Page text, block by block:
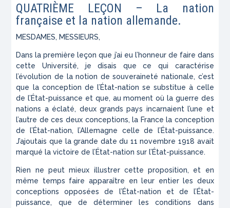
QUATRIÈME LEÇON – La nation
française et la nation allemande.
MESDAMES, MESSIEURS,
Dans la première leçon que j’ai eu l’honneur de faire dans
cette Université, je disais que ce qui caractérise
l’évolution de la notion de souveraineté nationale, c’est
que la conception de l’État-nation se substitue à celle
de l’État-puissance et que, au moment où la guerre des
nations a éclaté, deux grands pays incarnaient l’une et
l’autre de ces deux conceptions, la France la conception
de l’État-nation, l’Allemagne celle de l’État-puissance.
J’ajoutais que la grande date du 11 novembre 1918 avait
marqué la victoire de l’État-nation sur l’État-puissance.
Rien ne peut mieux illustrer cette proposition, et en
même temps faire apparaître en leur entier les deux
conceptions opposées de l’État-nation et de l’État-
puissance, que de déterminer les conditions dans